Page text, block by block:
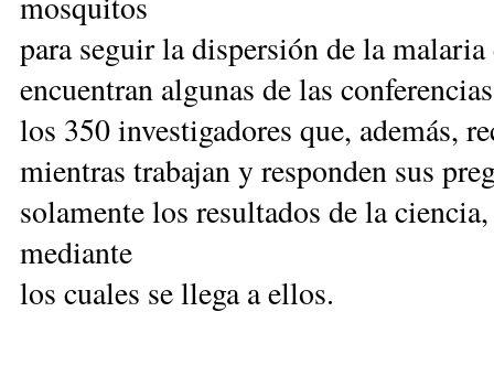
para seguir la dispersión de la
encuentran algunas de las
los 350 investigadores que, además,
mientras trabajan y responden sus
solamente los resultados de la
mediante
los cuales se llega a ellos.